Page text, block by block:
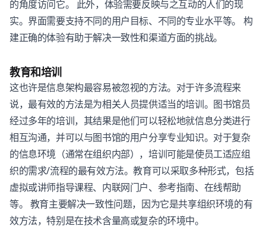
的角度访问它。 此外，体验需要反映与之互动的人们的现
实。界面需要支持不同的用户目标、不同的专业水平等。 构
建正确的体验有助于解决一致性和渠道方面的挑战。
教育和培训
这也许是信息架构最容易被忽视的方法。对于许多流程来
说，最有效的方法是为相关人员提供适当的培训。图书馆员
经过多年的培训，其结果是他们可以轻松地就信息分类进行
相互沟通，并可以与图书馆的用户分享专业知识。对于复杂
的信息环境（通常在组织内部），培训可能是使员工适应组
织的需求/流程的最有效方法。教育可以采取多种形式，包括
虚拟或讲师指导课程、内联网门户、参考指南、在线帮助
等。 教育主要解决一致性问题，因为它是共享组织环境的有
效方法，特别是在技术含量高或复杂的环境中。